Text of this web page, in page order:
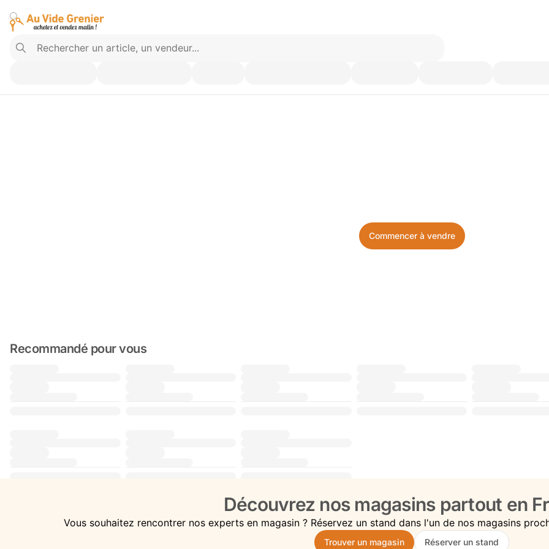
Commencer à vendre
Recommandé pour vous
Découvrez nos magasins partout en
Vous souhaitez rencontrer nos experts en magasin ? Réservez un stand dans l'un de nos magasins
Trouver un magasin Réserver un stand